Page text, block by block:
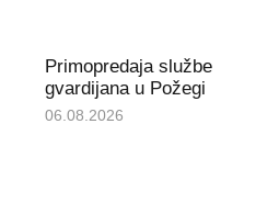
Primopredaja službe
gvardijana u Požegi
06.08.2026